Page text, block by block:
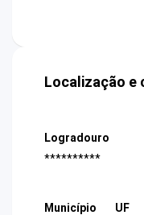
Localização e
Logradouro
**********
Município
UF